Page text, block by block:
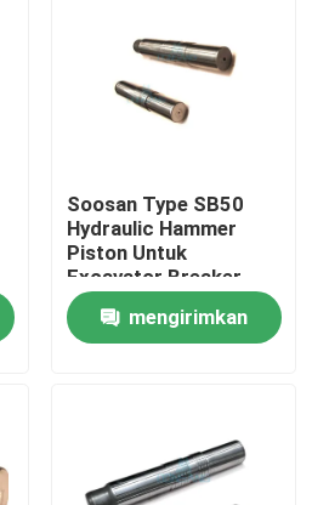
Soosan Type SB50
Hydraulic Hammer
Piston Untuk
Excavator Breaker
DS9P
mengirimkan